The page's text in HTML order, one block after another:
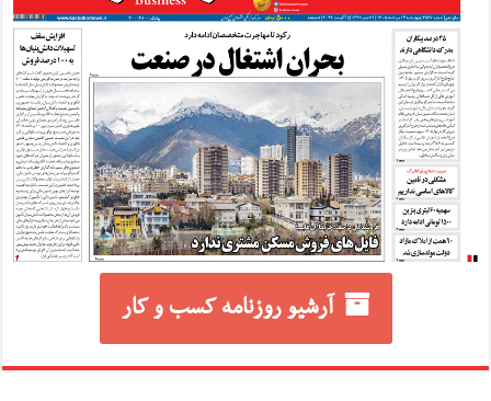
آرشیو روزنامه کسب و کار